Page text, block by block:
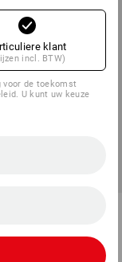
340 midi
klant
incl. BTW)
de toekomst
U kunt uw keuze